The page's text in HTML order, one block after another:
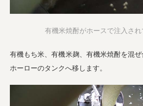
有機米焼酎がホースで注入さ
有機もち米、有機米麹、有機米焼酎を混
ホーローのタンクへ移します。